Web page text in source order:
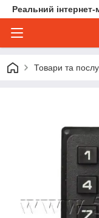
Реальний
Товари та